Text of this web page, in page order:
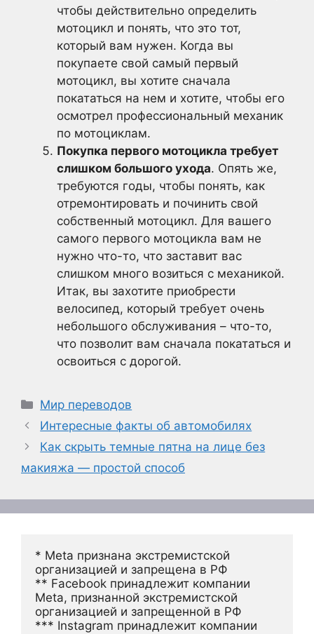
чтобы действительно определить
мотоцикл и понять, что это тот,
который вам нужен. Когда вы
покупаете свой самый первый
мотоцикл, вы хотите сначала
покататься на нем и хотите, чтобы его
осмотрел профессиональный механик
по мотоциклам.
Покупка первого мотоцикла требует
слишком большого ухода. Опять же,
требуются годы, чтобы понять, как
отремонтировать и починить свой
собственный мотоцикл. Для вашего
самого первого мотоцикла вам не
нужно что-то, что заставит вас
слишком много возиться с механикой.
Итак, вы захотите приобрести
велосипед, который требует очень
небольшого обслуживания – что-то,
что позволит вам сначала покататься и
освоиться с дорогой.
Рубрики
Мир переводов
Интересные факты об автомобилях
Как скрыть темные пятна на лице без
макияжа — простой способ
* Meta признана экстремистской
организацией и запрещена в РФ
** Facebook принадлежит компании
Meta, признанной экстремистской
организацией и запрещенной в РФ
*** Instagram принадлежит компании